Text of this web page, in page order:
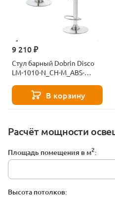
Расчёт мощности
Площадь помещения в м2:
Высота потолков:
9 210 ₽
Стул барный Dobrin Disco
LM-1010-N_CH-M_ABS-
В корзину